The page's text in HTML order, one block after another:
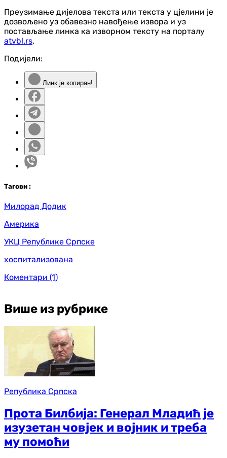
Преузимање дијелова текста или текста у цјелини је
дозвољено уз обавезно навођење извора и уз
постављање линка ка изворном тексту на порталу
atvbl.rs.
Подијели:
Линк је копиран!
Тагови :
Милорад Додик
Америка
УКЦ Републике Српске
хоспитализована
Коментари (1)
Више из рубрике
Република Српска
Прота Билбија: Генерал Младић је
изузетан човјек и војник и треба
му помоћи